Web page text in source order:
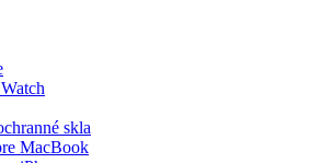
skla
MacBook